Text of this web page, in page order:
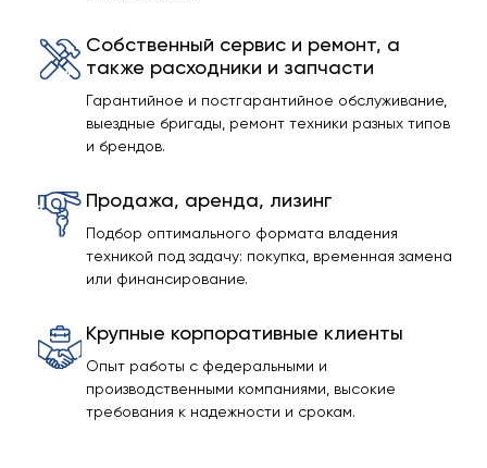
Собственный сервис и ремонт, а
также расходники и запчасти
Гарантийное и постгарантийное обслуживание,
выездные бригады, ремонт техники разных типов
и брендов.
Продажа, аренда, лизинг
Подбор оптимального формата владения
техникой под задачу: покупка, временная замена
или финансирование.
Крупные корпоративные клиенты
Опыт работы с федеральными и
производственными компаниями, высокие
требования к надежности и срокам.